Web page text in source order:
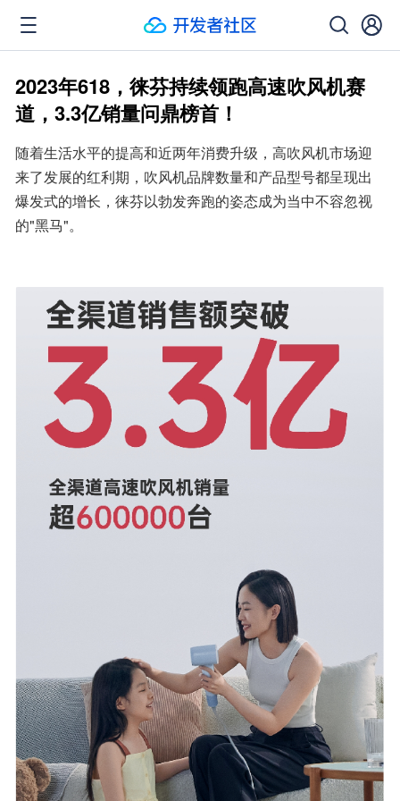
2023年618，徕芬持续领跑高速吹风机赛
道，3.3亿销量问鼎榜首！
随着生活水平的提高和近两年消费升级，高吹风机市场迎
来了发展的红利期，吹风机品牌数量和产品型号都呈现出
爆发式的增长，徕芬以勃发奔跑的姿态成为当中不容忽视
的"黑马"。